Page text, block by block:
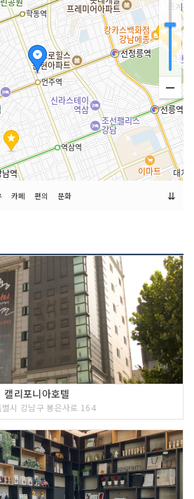
포츠 용품 및 의류
환급서비스 제공방식 : 사후
카페 편의 문화 ⇊
캘리포니아호텔
별시 강남구 봉은사로 164